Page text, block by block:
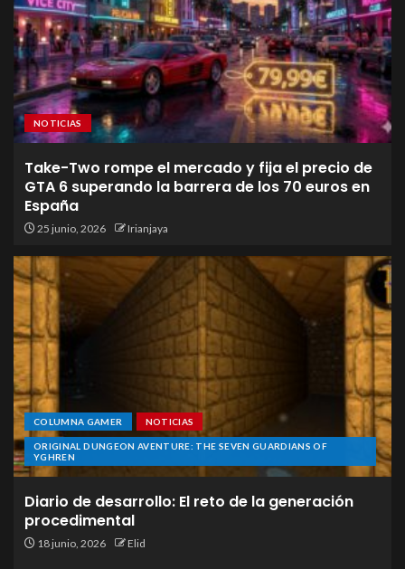
NOTICIAS
Take-Two rompe el mercado y fija el precio de
GTA 6 superando la barrera de los 70 euros en
España
25 junio, 2026 Irianjaya
COLUMNA GAMER NOTICIAS
ORIGINAL DUNGEON AVENTURE: THE SEVEN GUARDIANS OF
YGHREN
Diario de desarrollo: El reto de la generación
procedimental
18 junio, 2026 Elid